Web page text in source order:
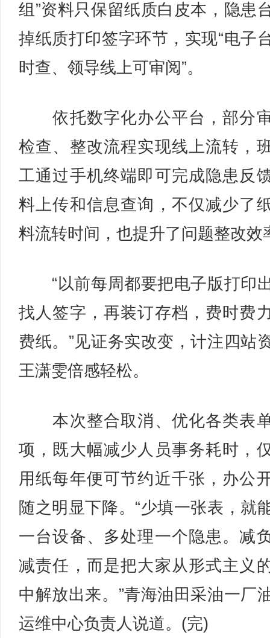
组”资料只保留纸质白皮本，隐患
掉纸质打印签字环节，实现“电子
时查、领导线上可审阅”。
依托数字化办公平台，部分
检查、整改流程实现线上流转，
工通过手机终端即可完成隐患反
料上传和信息查询，不仅减少了
料流转时间，也提升了问题整改效
“以前每周都要把电子版打印
找人签字，再装订存档，费时费
费纸。”见证务实改变，计注四站
王潇雯倍感轻松。
本次整合取消、优化各类表
项，既大幅减少人员事务耗时，
用纸每年便可节约近千张，办公
随之明显下降。“少填一张表，就
一台设备、多处理一个隐患。减
减责任，而是把大家从形式主义
中解放出来。”青海油田采油一厂
运维中心负责人说道。(完)